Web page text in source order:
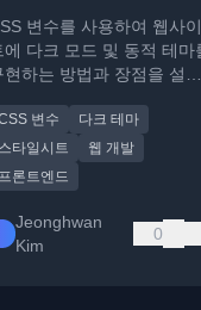
변수를 사용하여 웹사이
에 다크 모드 및 동적 테마
현하는 방법과 장점을 설명
변수
다크 테마
스타일시트
웹 개발
프론트엔드
Jeonghwan
Kim
0